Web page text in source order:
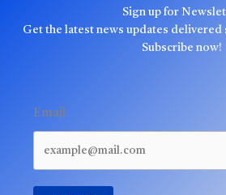
Sign up for
Get the latest news updates
Subscribe now!
Email